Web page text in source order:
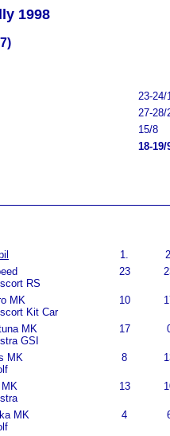
1998
23-24/
27-28/
15/8
18-19/
1.
RS
23
MK
Kit Car
10
MK
GSI
17
MK
8
MK
13
MK
4